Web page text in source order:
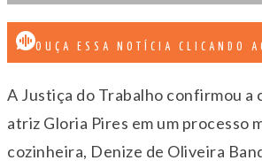
OUÇA ESSA NOTÍCIA CLICANDO
A Justiça do Trabalho confirmou a
atriz Gloria Pires em um processo
cozinheira, Denize de Oliveira